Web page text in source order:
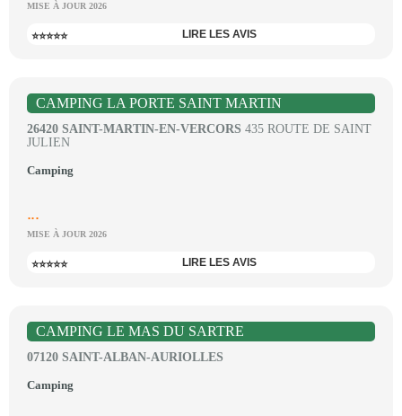
MISE À JOUR 2026
⭐⭐⭐⭐⭐ LIRE LES AVIS
CAMPING LA PORTE SAINT MARTIN
26420 SAINT-MARTIN-EN-VERCORS 435 ROUTE DE SAINT
JULIEN
Camping
...
MISE À JOUR 2026
⭐⭐⭐⭐⭐ LIRE LES AVIS
CAMPING LE MAS DU SARTRE
07120 SAINT-ALBAN-AURIOLLES
Camping